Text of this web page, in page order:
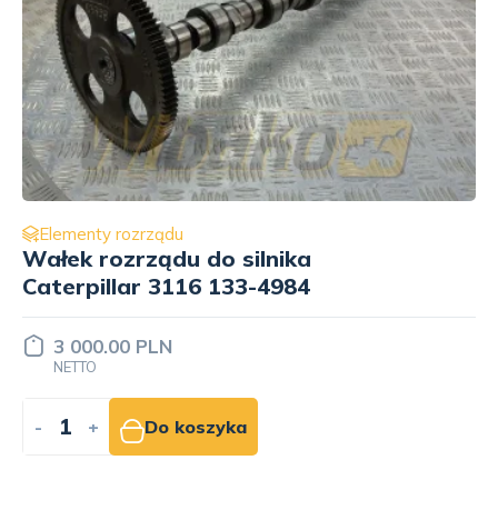
Elementy rozrządu
Śruba blokująca popychacza
rolkowego M10x19x15 10.9 KLR
Liebherr 10153538
15.00 PLN
NETTO
- + Do koszyka